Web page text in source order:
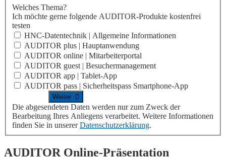
Welches Thema?
Ich möchte gerne folgende AUDITOR-Produkte kostenfrei
testen
HNC-Datentechnik | Allgemeine Informationen
AUDITOR plus | Hauptanwendung
AUDITOR online | Mitarbeiterportal
AUDITOR guest | Besuchermanagement
AUDITOR app | Tablet-App
AUDITOR pass | Sicherheitspass Smartphone-App
Die abgesendeten Daten werden nur zum Zweck der
Bearbeitung Ihres Anliegens verarbeitet. Weitere Informationen
finden Sie in unsererDatenschutzerklärung.
AUDITOR Online-Präsentation